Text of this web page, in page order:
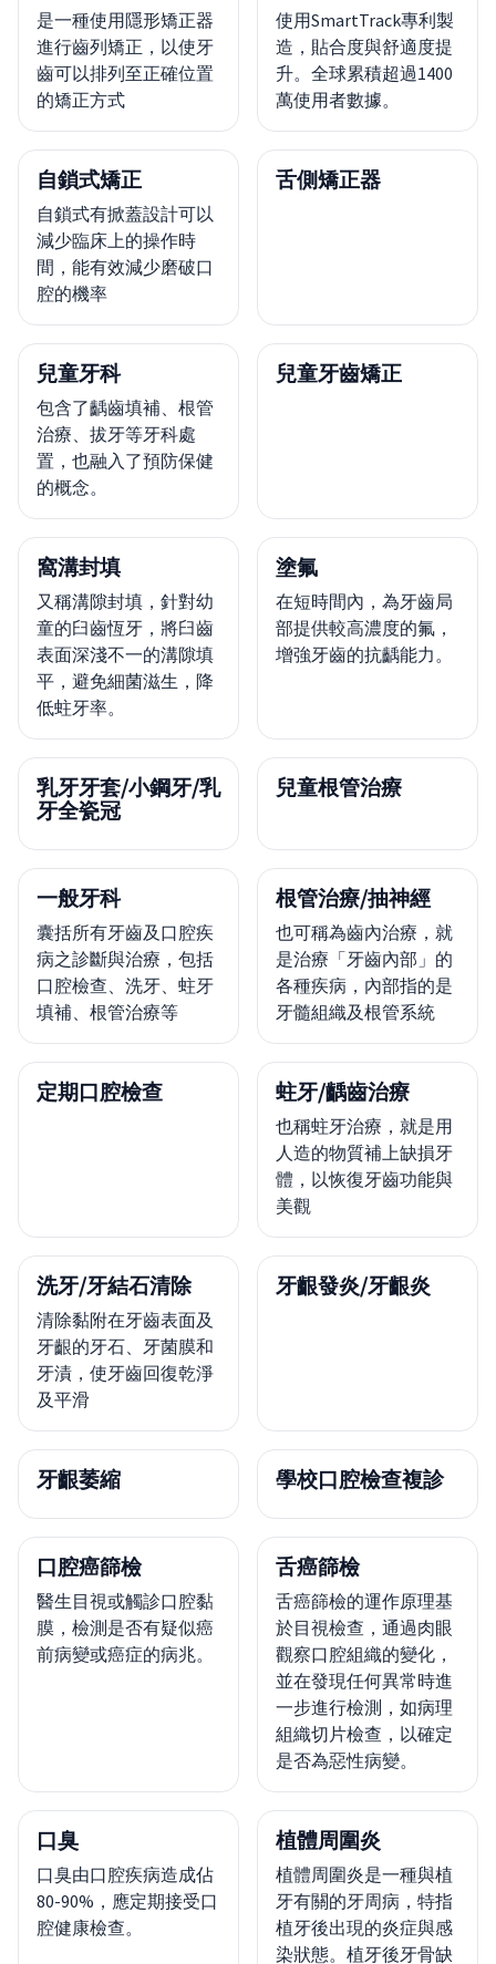
是一種使用隱形矯正器
進行齒列矯正，以使牙
齒可以排列至正確位置
的矯正方式
使用SmartTrack專利製
造，貼合度與舒適度提
升。全球累積超過1400
萬使用者數據。
自鎖式矯正
自鎖式有掀蓋設計可以
減少臨床上的操作時
間，能有效減少磨破口
腔的機率
舌側矯正器
兒童牙科
包含了齲齒填補、根管
治療、拔牙等牙科處
置，也融入了預防保健
的概念。
兒童牙齒矯正
窩溝封填
又稱溝隙封填，針對幼
童的臼齒恆牙，將臼齒
表面深淺不一的溝隙填
平，避免細菌滋生，降
低蛀牙率。
塗氟
在短時間內，為牙齒局
部提供較高濃度的氟，
增強牙齒的抗齲能力。
乳牙牙套/小鋼牙/乳
牙全瓷冠
兒童根管治療
一般牙科
囊括所有牙齒及口腔疾
病之診斷與治療，包括
口腔檢查、洗牙、蛀牙
填補、根管治療等
根管治療/抽神經
也可稱為齒內治療，就
是治療「牙齒內部」的
各種疾病，內部指的是
牙髓組織及根管系統
定期口腔檢查 蛀牙/齲齒治療
也稱蛀牙治療，就是用
人造的物質補上缺損牙
體，以恢復牙齒功能與
美觀
洗牙/牙結石清除
清除黏附在牙齒表面及
牙齦的牙石、牙菌膜和
牙漬，使牙齒回復乾淨
及平滑
牙齦發炎/牙齦炎
牙齦萎縮 學校口腔檢查複診
口腔癌篩檢
醫生目視或觸診口腔黏
膜，檢測是否有疑似癌
前病變或癌症的病兆。
舌癌篩檢
舌癌篩檢的運作原理基
於目視檢查，通過肉眼
觀察口腔組織的變化，
並在發現任何異常時進
一步進行檢測，如病理
組織切片檢查，以確定
是否為惡性病變。
口臭
口臭由口腔疾病造成佔
80-90%，應定期接受口
腔健康檢查。
植體周圍炎
植體周圍炎是一種與植
牙有關的牙周病，特指
植牙後出現的炎症與感
染狀態。植牙後牙骨缺